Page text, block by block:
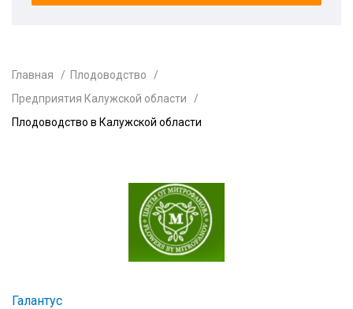
Главная
Плодоводство
Предприятия Калужской области
Плодоводство в Калужской области
Галантус